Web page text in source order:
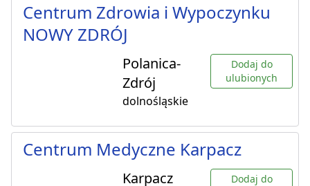
Centrum Zdrowia i Wypoczynku
NOWY ZDRÓJ
Polanica-
Zdrój
dolnośląskie
Dodaj do
ulubionych
Centrum Medyczne Karpacz
Karpacz
Dodaj do